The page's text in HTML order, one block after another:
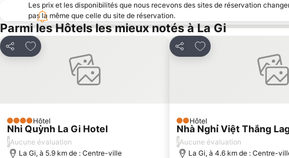
Les prix et les disponibilités que nous recevons des sites de réservation
pas la même que celle du site de réservation.
Parmi les Hôtels les mieux notés à La Gi
Partager
Ajouter à mes favoris
4 ÉtoilesHôtel
Nhi Quỳnh La Gi Hotel
/Aucune évaluation
La Gi, à 5.9 km de : Centre-ville
Partager
Ajouter à mes favoris
2 Étoiles
Hôtel
Nhà Nghỉ Việt Thắng
/Aucune évaluation
La Gi, à 4.6 km de : Centre-